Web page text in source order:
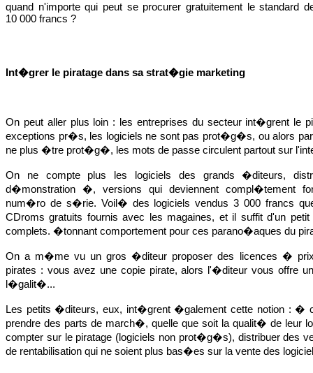
quand n'importe qui peut se procurer gratuitement le standard
10 000 francs ?
Int�grer le piratage dans sa strat�gie marketing
On peut aller plus loin : les entreprises du secteur int�grent le
exceptions pr�s, les logiciels ne sont pas prot�g�s, ou alors
ne plus �tre prot�g�, les mots de passe circulent partout sur
On ne compte plus les logiciels des grands �diteurs,
d�monstration �, versions qui deviennent compl�tement
num�ro de s�rie. Voil� des logiciels vendus 3 000 francs
CDroms gratuits fournis avec les magaines, et il suffit d'un
complets. �tonnant comportement pour ces parano�aques du
On a m�me vu un gros �diteur proposer des licences �
pirates : vous avez une copie pirate, alors l'�diteur vous offre
l�galit�...
Les petits �diteurs, eux, int�grent �galement cette notion : �
prendre des parts de march�, quelle que soit la qualit� de leur
compter sur le piratage (logiciels non prot�g�s), distribuer des
de rentabilisation qui ne soient plus bas�es sur la vente des